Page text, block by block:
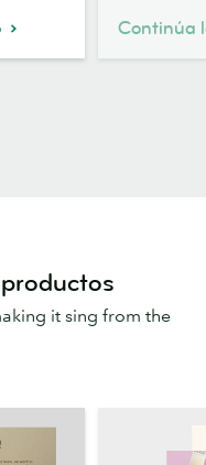
Continúa
it sing from the